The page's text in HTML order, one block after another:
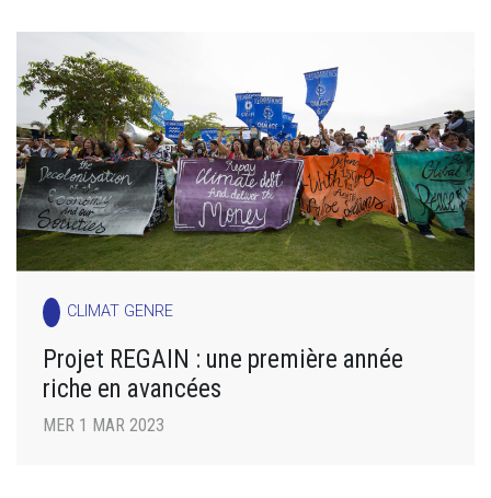
CLIMAT GENRE
Projet REGAIN : une première année
riche en avancées
MER 1 MAR 2023